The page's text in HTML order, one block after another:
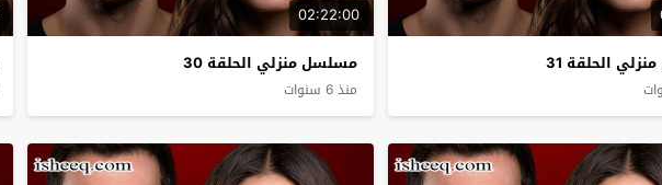
الحلقة 31
02:22:00
مسلسل منزلي الحلقة 30
منذ 6 سنوات